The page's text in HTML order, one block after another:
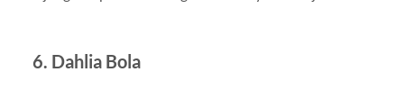
6. Dahlia Bola